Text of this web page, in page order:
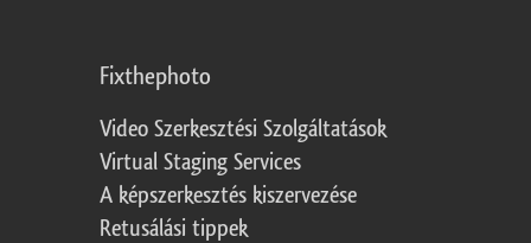
Fixthephoto
Video Szerkesztési Szolgáltatások
Virtual Staging Services
A képszerkesztés kiszervezése
Retusálási tippek